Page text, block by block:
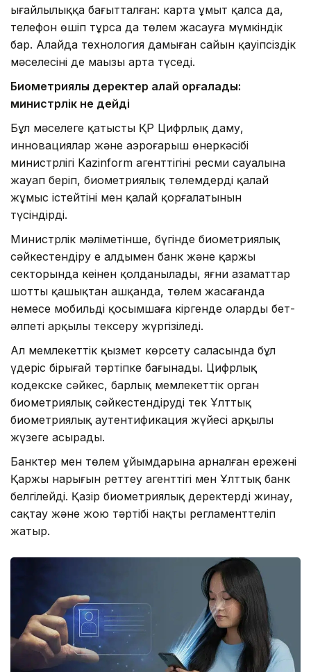
ыңғайлылыққа бағытталған: карта ұмыт қалса да,
телефон өшіп тұрса да төлем жасауға мүмкіндік
бар. Алайда технология дамыған сайын қауіпсіздік
мәселесінің де маңызы арта түседі.
Биометриялық деректер қалай қорғалады:
министрлік не дейді
Бұл мәселеге қатысты ҚР Цифрлық даму,
инновациялар және аэроғарыш өнеркәсібі
министрлігі Kazinform агенттігінің ресми сауалына
жауап беріп, биометриялық төлемдердің қалай
жұмыс істейтіні мен қалай қорғалатынын
түсіндірді.
Министрлік мәліметінше, бүгінде биометриялық
сәйкестендіру ең алдымен банк және қаржы
секторында кеңінен қолданылады, яғни азаматтар
шотты қашықтан ашқанда, төлем жасағанда
немесе мобильді қосымшаға кіргенде олардың бет-
әлпеті арқылы тексеру жүргізіледі.
Ал мемлекеттік қызмет көрсету саласында бұл
үдеріс бірыңғай тәртіпке бағынады. Цифрлық
кодекске сәйкес, барлық мемлекеттік орган
биометриялық сәйкестендіруді тек Ұлттық
биометриялық аутентификация жүйесі арқылы
жүзеге асырады.
Банктер мен төлем ұйымдарына арналған ережені
Қаржы нарығын реттеу агенттігі мен Ұлттық банк
белгілейді. Қазір биометриялық деректерді жинау,
сақтау және жою тәртібі нақты регламенттеліп
жатыр.